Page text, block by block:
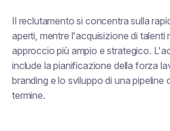
Il reclutamento si concentra sulla
aperti, mentre l'acquisizione di talenti
approccio più ampio e strategico.
include la pianificazione della forza
branding e lo sviluppo di una pipeline
termine.